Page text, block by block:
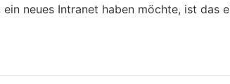
ein neues Intranet haben möchte, ist das